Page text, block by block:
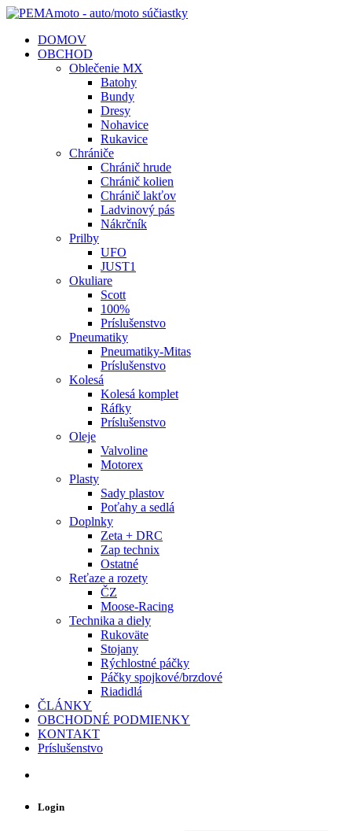
DOMOV
OBCHOD
Oblečenie MX
Batohy
Bundy
Dresy
Nohavice
Rukavice
Chrániče
Chránič hrude
Chránič kolien
Chránič lakťov
Ladvinový pás
Nákrčník
Prilby
UFO
JUST1
Okuliare
Scott
100%
Príslušenstvo
Pneumatiky
Pneumatiky-Mitas
Príslušenstvo
Kolesá
Kolesá komplet
Ráfky
Príslušenstvo
Oleje
Valvoline
Motorex
Plasty
Sady plastov
Poťahy a sedlá
Doplnky
Zeta + DRC
Zap technix
Ostatné
Reťaze a rozety
ČZ
Moose-Racing
Technika a diely
Rukoväte
Stojany
Rýchlostné páčky
Páčky spojkové/brzdové
Riadidlá
ČLÁNKY
OBCHODNÉ PODMIENKY
KONTAKT
Príslušenstvo
Login